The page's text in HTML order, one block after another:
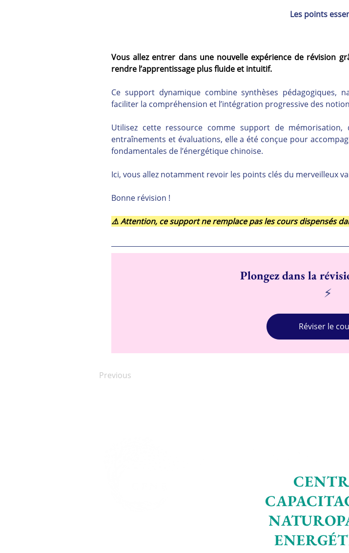
Les points
Vous allez entrer dans une nouvelle expérience de révision
rendre l’apprentissage plus fluide et intuitif.
Ce support dynamique combine synthèses pédagogiques,
faciliter la compréhension et l’intégration progressive des
Utilisez cette ressource comme support de
entraînements et évaluations, elle a été conçue pour
fondamentales de l’énergétique chinoise.
Ici, vous allez notamment revoir les points clés du merveilleux
Bonne révision !
⚠️ Attention, ce support ne remplace pas les cours dispensés
Plongez dans la
⚡
Réviser le
Previous